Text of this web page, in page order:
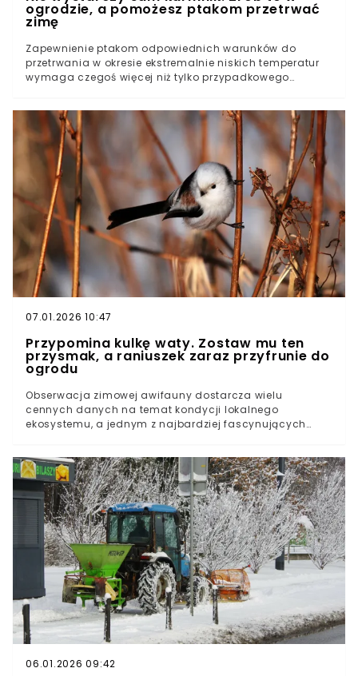
ogrodzie, a pomożesz ptakom przetrwać
zimę
Zapewnienie ptakom odpowiednich warunków do
przetrwania w okresie ekstremalnie niskich temperatur
wymaga czegoś więcej niż tylko przypadkowego
niezamarzniętej wody oraz pokarmu. Należy spojrzeć na
zimowe dokarmianie przez pryzmat wydatków
energetycznych organizmu i systematyczności, która
decyduje o życiu lub śmierci dzikich stworzeń
zamieszkujących wsie i miasta. Dlaczego zimą ptaki
potrzebują naszej pomocy w dostępie do wody i
pożywienia?Proste sposoby na zapewnienie ptakom
niezamarzniętej wody zimąHigiena i regularność w
pomocy ptakom zimąPomocy ptakom zimą to także
korzyści dla nas samych
07.01.2026 10:47
Przypomina kulkę waty. Zostaw mu ten
przysmak, a raniuszek zaraz przyfrunie do
ogrodu
Obserwacja zimowej awifauny dostarcza wielu
cennych danych na temat kondycji lokalnego
ekosystemu, a jednym z najbardziej fascynujących
obecność w przydomowej przestrzeni bywa ulotna,
dlatego właściwa aranżacja otoczenia nie tylko
zwiększa szansę na bliskie spotkania z raniuszkiem, ale
również realnie wspiera jego przetrwanie w trudnych
miesiącachRaniuszek jest łatwo rozpoznawalny w
ogrodzieJakie elementy ogrodu i jego otoczenia są
kluczowe dla przyciągnięcia raniuszków?Co należy
zapewnić raniuszkom, aby czuły się bezpiecznie w
ogrodzie?Jak przygotować bezpieczny i przyjazny
karmnik dla raniuszków?
06.01.2026 09:42